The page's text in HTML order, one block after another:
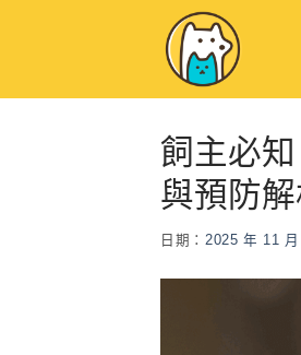
飼主必
與預防
日期： 2025 年 11 月